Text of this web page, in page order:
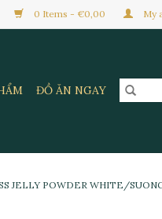
0 Items - €0,00 My
ĐỒ ĂN NGAY
JELLY POWDER WHITE/